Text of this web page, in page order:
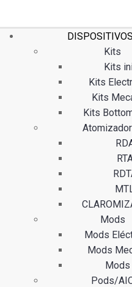
DISPOSITIVOS
Kits
Kits
Kits
Kits
Kits
Mods
Mods
Mods
Mods
Pods/